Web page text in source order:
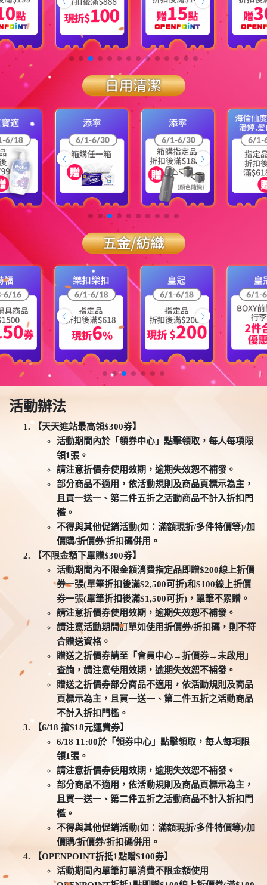
活動辦法
【天天進站最高領$300券】
活動期間內於「領券中心」點擊領取，每人每項限
領1張。
請注意折價券使用效期，逾期失效恕不補發。
部分商品不適用，依活動規則及商品頁標示為主，
且買一送一、第二件五折之活動商品不計入折扣門
檻。
不得與其他促銷活動(如：滿額現折/多件特價等)/加
價購/折價券/折扣碼併用。
【不限金額下單贈$300券】
活動期間內不限金額消費指定品即贈$200線上折價
券一張(單筆折扣後滿$2,500可折)和$100線上折價
券一張(單筆折扣後滿$1,500可折)，單筆不累贈。
請注意折價券使用效期，逾期失效恕不補發。
請注意活動期間訂單如使用折價券/折扣碼，則不符
合贈送資格。
贈送之折價券請至「會員中心→折價券→未啟用」
查詢，請注意使用效期，逾期失效恕不補發。
贈送之折價券部分商品不適用，依活動規則及商品
頁標示為主，且買一送一、第二件五折之活動商品
不計入折扣門檻。
【6/18 搶$18元運費券】
6/18 11:00於「領券中心」點擊領取，每人每項限
領1張。
請注意折價券使用效期，逾期失效恕不補發。
部分商品不適用，依活動規則及商品頁標示為主，
且買一送一、第二件五折之活動商品不計入折扣門
檻。
不得與其他促銷活動(如：滿額現折/多件特價等)/加
價購/折價券/折扣碼併用。
【OPENPOINT折抵1點贈$100券】
活動期間內單筆訂單消費不限金額使用